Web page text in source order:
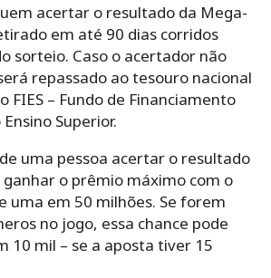
acertar o resultado da Mega-
em até 90 dias corridos
sorteio. Caso o acertador não
repassado ao tesouro nacional
FIES – Fundo de Financiamento
Superior.
uma pessoa acertar o resultado
ganhar o prêmio máximo com o
uma em 50 milhões. Se forem
no jogo, essa chance pode
10 mil – se a aposta tiver 15